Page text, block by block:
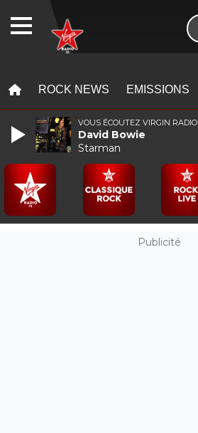
ROCK NEWS EMISSIONS
Publicité
VOUS ÉCOUTEZ VIRGIN RADIO
David Bowie
Starman
WEBRADIO